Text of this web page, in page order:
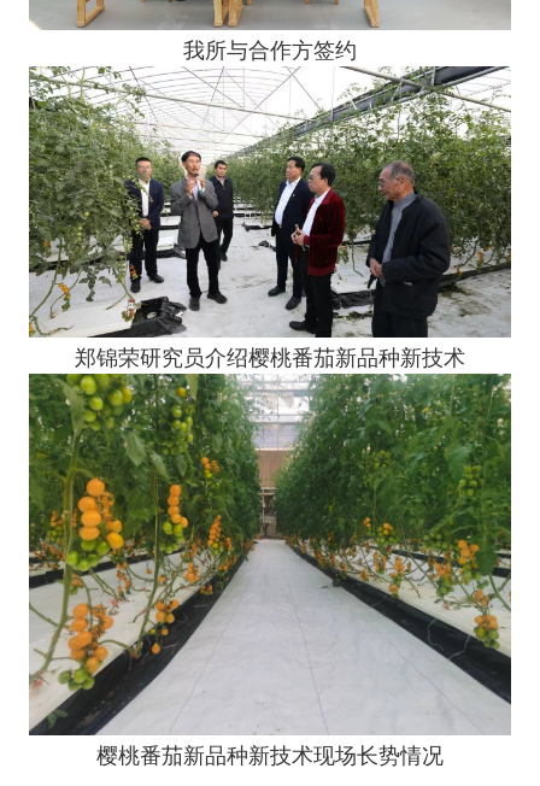
我所与合作方签约
郑锦荣研究员介绍樱桃番茄新品种新技术
樱桃番茄新品种新技术现场长势情况